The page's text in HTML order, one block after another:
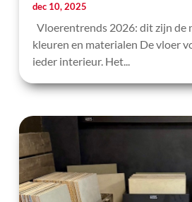
dec 10, 2025
Vloerentrends 2026: dit zijn de
kleuren en materialen De vloer
ieder interieur. Het...